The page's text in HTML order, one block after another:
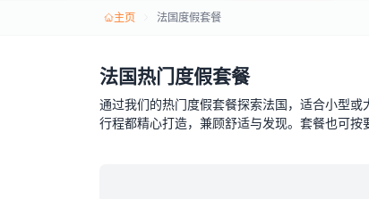
主页 法国度假套餐
法国热门度假套餐
通过我们的热门度假套餐探索法国，适合小型
行程都精心打造，兼顾舒适与发现。套餐也可